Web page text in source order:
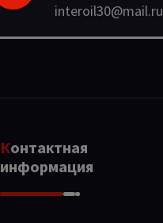
interoil30@mail.ru
Контактная
информация